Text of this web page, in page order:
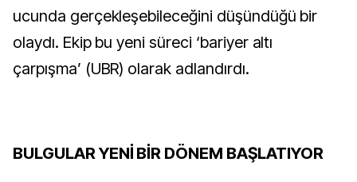
ucunda gerçekleşebileceğini düşündüğü bir
olaydı. Ekip bu yeni süreci ‘bariyer altı
çarpışma’ (UBR) olarak adlandırdı.
BULGULAR YENİ BİR DÖNEM BAŞLATIYOR